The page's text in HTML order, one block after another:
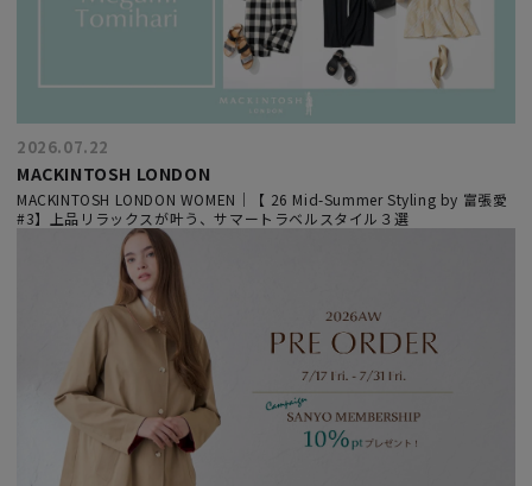
2026.07.22
MACKINTOSH LONDON
MACKINTOSH LONDON WOMEN｜【 26 Mid-Summer Styling by 富張愛
#3】上品リラックスが叶う、サマートラベルスタイル３選